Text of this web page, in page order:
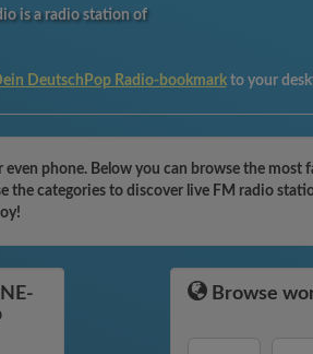
is a radio station of
DeutschPop Radio-bookmark to your
phone. Below you can browse the most
categories to discover live FM radio
Browse